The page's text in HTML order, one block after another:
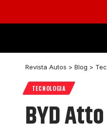
Revista Autos > Blog >
TECNOLOGIA
BYD